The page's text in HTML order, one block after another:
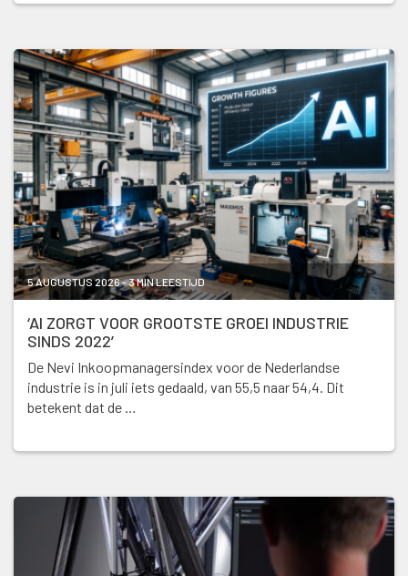
5 AUGUSTUS 2026 - 3 MIN LEESTIJD
‘AI ZORGT VOOR GROOTSTE GROEI INDUSTRIE
SINDS 2022’
De Nevi Inkoopmanagersindex voor de Nederlandse
industrie is in juli iets gedaald, van 55,5 naar 54,4. Dit
betekent dat de …